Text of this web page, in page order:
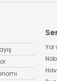
Yol